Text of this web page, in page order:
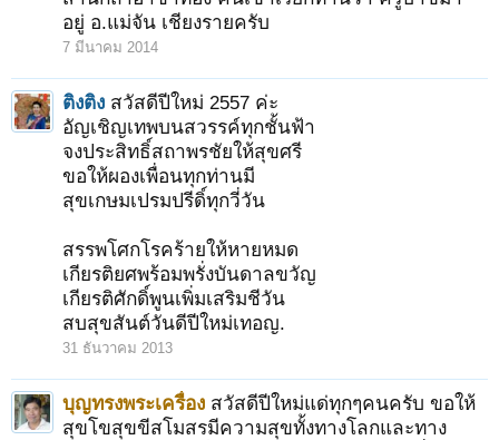
อยู่ อ.แม่จัน เชียงรายครับ
7 มีนาคม 2014
ติงติง สวัสดีปีใหม่ 2557 ค่ะ
อัญเชิญเทพบนสวรรค์ทุกชั้นฟ้า
จงประสิทธิ์สถาพรชัยให้สุขศรี
ขอให้ผองเพื่อนทุกท่านมี
สุขเกษมเปรมปรีดิ์ทุกวี่วัน
สรรพโศกโรคร้ายให้หายหมด
เกียรติยศพร้อมพรั่งบันดาลขวัญ
เกียรติศักดิ์พูนเพิ่มเสริมชีวัน
สบสุขสันต์วันดีปีใหม่เทอญ.
31 ธันวาคม 2013
บุญทรงพระเครื่อง สวัสดีปีใหม่แด่ทุกๆคนครับ ขอให้
สุขโขสุขขีสโมสรมีความสุขทั้งทางโลกและทาง
1 2 → ถัดไป >